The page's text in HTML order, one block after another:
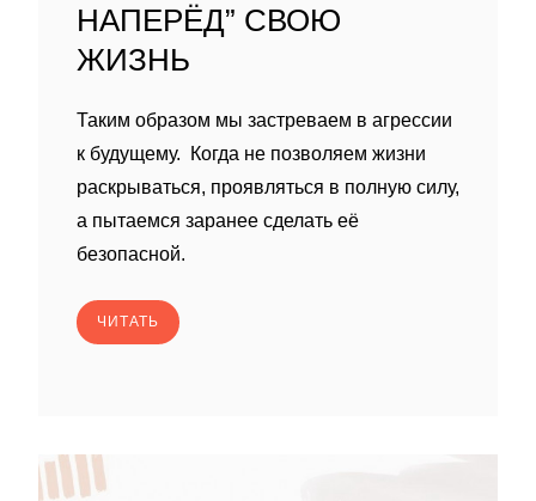
НАПЕРЁД” СВОЮ
ЖИЗНЬ
Таким образом мы застреваем в агрессии
к будущему. Когда не позволяем жизни
раскрываться, проявляться в полную силу,
а пытаемся заранее сделать её
безопасной.
ЧИТАТЬ